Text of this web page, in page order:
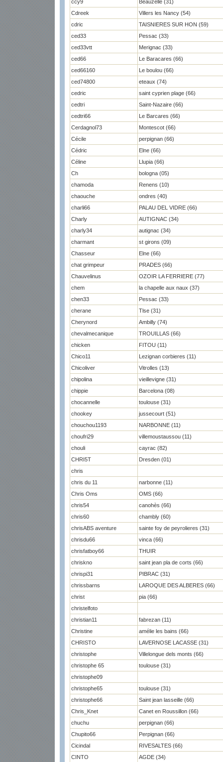
ccy9
Beauzelle (31)
Cdreek
Villers les Nancy (54)
cdric
TAISNIERES SUR HON (59)
ced33
Pessac (33)
ced33vtt
Merignac (33)
ced66
Le Baracares (66)
ced66160
Le boulou (66)
ced74800
eteaux (74)
cedric
saint cyprien plage (66)
cedtri
Saint-Nazaire (66)
cedtri66
Le Barcares (66)
Cerdagnol73
Montescot (66)
Cécile
perpignan (66)
Cédric
Elne (66)
Céline
Llupia (66)
Ch
bologna (05)
chamoda
Renens (10)
chaouche
ondres (40)
charli66
PALAU DEL VIDRE (66)
Charly
AUTIGNAC (34)
charly34
autignac (34)
charmant
st girons (09)
Chasseur
Elne (66)
chat grimpeur
PRADES (66)
Chauvelinus
OZOIR LA FERRIERE (77)
chem
la chapelle aux naux (37)
chen33
Pessac (33)
cherane
Tlse (31)
Cherynord
Ambilly (74)
chevalmecanique
TROUILLAS (66)
chicken
FITOU (11)
Chico11
Lezignan corbieres (11)
Chicoliver
Vitrolles (13)
chipolina
vieillevigne (31)
chippie
Barcelona (08)
chocannelle
toulouse (31)
chookey
jussecourt (51)
chouchou1193
NARBONNE (11)
choufri29
villemoustaussou (11)
chouli
cayrac (82)
CHRI5T
Dresden (01)
chris
chris du 11
narbonne (11)
Chris Oms
OMS (66)
chris54
canohès (66)
chris60
chambly (60)
chrisABS aventure
sainte foy de peyrolieres (31)
chrisdu66
vinca (66)
chrisfatboy66
THUIR
chriskno
saint jean pla de corts (66)
chrispi31
PIBRAC (31)
chrissbarns
LAROQUE DES ALBERES (66)
christ
pia (66)
christelfoto
christian11
fabrezan (11)
Christine
amélie les bains (66)
CHRISTO
LAVERNOSE LACASSE (31)
christophe
Villelongue dels monts (66)
christophe 65
toulouse (31)
christophe09
christophe65
toulouse (31)
christophe66
Saint jean lasseille (66)
Chris_Knet
Canet en Roussillon (66)
chuchu
perpignan (66)
Chupito66
Perpignan (66)
Cicindal
RIVESALTES (66)
CINTO
AGDE (34)